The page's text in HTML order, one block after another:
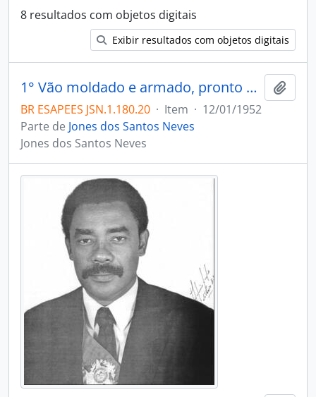
8 resultados com objetos digitais
Exibir resultados com objetos digitais
1° Vão moldado e armado, pronto par receber concreto
BR ESAPEES JSN.1.180.20 · Item · 12/01/1952
Parte de Jones dos Santos Neves
Jones dos Santos Neves